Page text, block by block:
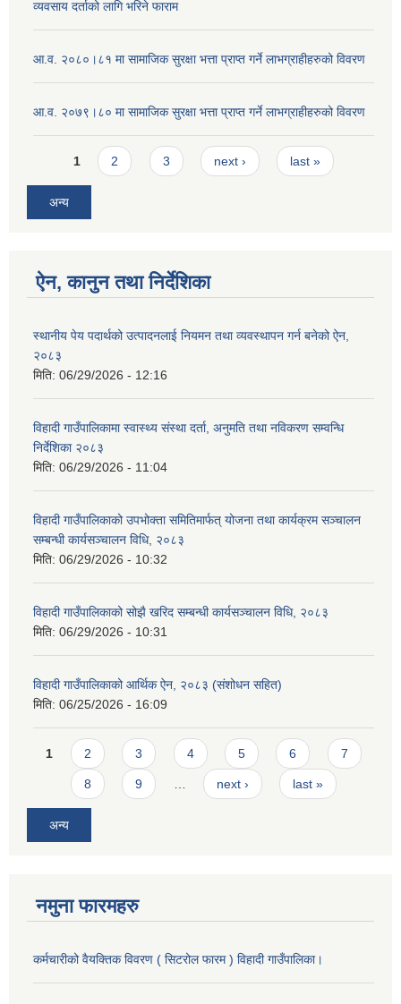
व्यवसाय दर्ताको लागि भरिने फाराम
आ.व. २०८०।८१ मा सामाजिक सुरक्षा भत्ता प्राप्त गर्ने लाभग्राहीहरुको विवरण
आ.व. २०७९।८० मा सामाजिक सुरक्षा भत्ता प्राप्त गर्ने लाभग्राहीहरुको विवरण
Pages
1 2 3 next › last »
अन्य
ऐन, कानुन तथा निर्देशिका
स्थानीय पेय पदार्थको उत्पादनलाई नियमन तथा व्यवस्थापन गर्न बनेको ऐन,
२०८३
मिति: 06/29/2026 - 12:16
विहादी गाउँपालिकामा स्वास्थ्य संस्था दर्ता, अनुमति तथा नविकरण सम्वन्धि
निर्देशिका २०८३
मिति: 06/29/2026 - 11:04
विहादी गाउँपालिकाको उपभोक्ता समितिमार्फत् योजना तथा कार्यक्रम सञ्चालन
सम्बन्धी कार्यसञ्चालन विधि, २०८३
मिति: 06/29/2026 - 10:32
विहादी गाउँपालिकाको सोझै खरिद सम्बन्धी कार्यसञ्चालन विधि, २०८३
मिति: 06/29/2026 - 10:31
विहादी गाउँपालिकाको आर्थिक ऐन, २०८३ (संशोधन सहित)
मिति: 06/25/2026 - 16:09
Pages
1 2 3 4 5 6 7
8 9 next › last »
अन्य
नमुना फारमहरु
कर्मचारीको वैयक्तिक विवरण ( सिटरोल फारम ) विहादी गाउँपालिका।